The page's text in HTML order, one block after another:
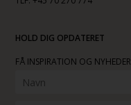
HOLD DIG OPDATERET
FÅ INSPIRATION OG NYHEDER